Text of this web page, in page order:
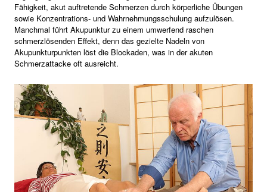
Fähigkeit, akut auftretende Schmerzen durch körperliche Übungen
sowie Konzentrations- und Wahrnehmungsschulung aufzulösen.
Manchmal führt Akupunktur zu einem umwerfend raschen
schmerzlösenden Effekt, denn das gezielte Nadeln von
Akupunkturpunkten löst die Blockaden, was in der akuten
Schmerzattacke oft ausreicht.